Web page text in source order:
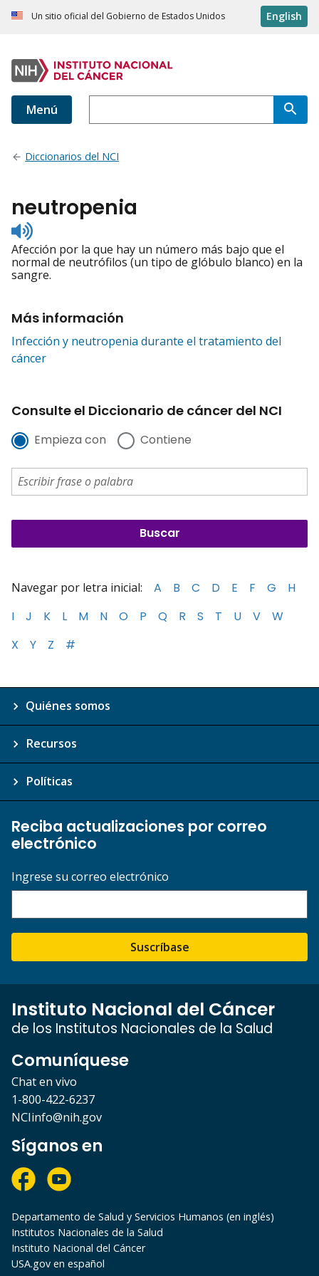
Un sitio oficial del Gobierno de Estados Unidos English
Menú
Diccionarios del NCI
neutropenia
Listen
to
pronunciation
Afección por la que hay un número más bajo que el
normal de neutrófilos (un tipo de glóbulo blanco) en la
sangre.
Más información
Infección y neutropenia durante el tratamiento del
cáncer
Consulte el Diccionario de cáncer del NCI
Empieza con Contiene
Navegar por letra inicial: A B C D E F G
H
I
J K L M N O P Q R S T U V
W
X
Y Z #
Quiénes somos
Recursos
Políticas
Reciba actualizaciones por correo
electrónico
Ingrese su correo electrónico
Suscríbase
Instituto Nacional del Cáncer
de los Institutos Nacionales de la Salud
Comuníquese
Chat en vivo
1-800-422-6237
NCIinfo@nih.gov
Síganos en
Departamento de Salud y Servicios Humanos (en inglés)
Institutos Nacionales de la Salud
Instituto Nacional del Cáncer
USA.gov en español